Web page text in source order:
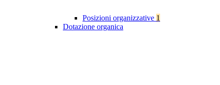
Posizioni organizzative 1
Dotazione organica